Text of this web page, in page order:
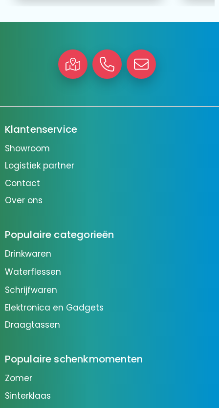
Klantenservice
Showroom
Logistiek partner
Contact
Over ons
Populaire categorieën
Drinkwaren
Waterflessen
Schrijfwaren
Elektronica en Gadgets
Draagtassen
Populaire schenkmomenten
Zomer
Sinterklaas